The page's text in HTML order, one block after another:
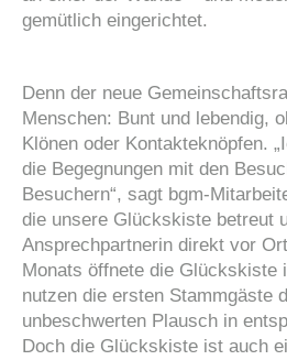
gemütlich eingerichtet.
Denn der neue
Menschen: Bunt und lebendig,
Klönen oder Kontakteknöpfen.
die Begegnungen mit den
Besuchern“, sagt bgm-
die unsere Glückskiste betreut
Ansprechpartnerin direkt vor
Monats öffnete die Glückskiste
nutzen die ersten Stammgäste
unbeschwerten Plausch in
Doch die Glückskiste ist auch